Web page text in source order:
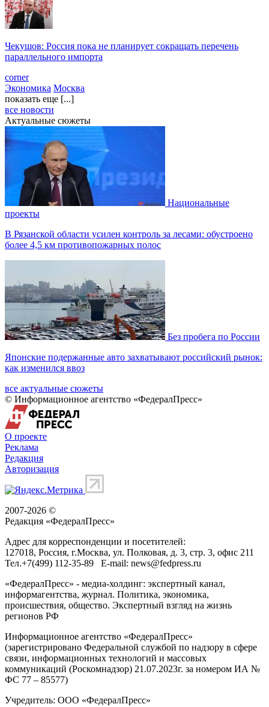
Чекушов: Россия пока не планирует сокращать перечень
параллельного импорта
corner
Экономика Москва
показать еще [...]
все новости
Актуальные сюжеты
Национальные
проекты
В Рязанской области усилен контроль за лесами: обустроено
более 4,5 км противопожарных полос
Без пробега по России
Японские подержанные авто захватывают российский рынок:
как изменился ввоз
все актуальные сюжеты
© Информационное агентство «ФедералПресс»
О проекте
Реклама
Редакция
Авторизация
2007-2026 ©
Редакция «ФедералПресс»
Адрес для корреспонденции и посетителей:
127018, Россия, г.Москва, ул. Полковая, д. 3, стр. 3, офис 211
Тел.+7(499) 112-35-89 E-mail: news@fedpress.ru
«ФедералПресс» - медиа-холдинг: экспертный канал,
информагентства, журнал. Политика, экономика,
происшествия, общество. Экспертный взгляд на жизнь
регионов РФ
Информационное агентство «ФедералПресс»
(зарегистрировано Федеральной службой по надзору в сфере
связи, информационных технологий и массовых
коммуникаций (Роскомнадзор) 21.07.2023г. за номером ИА №
ФС 77 – 85577)
Учредитель: ООО «ФедералПресс»